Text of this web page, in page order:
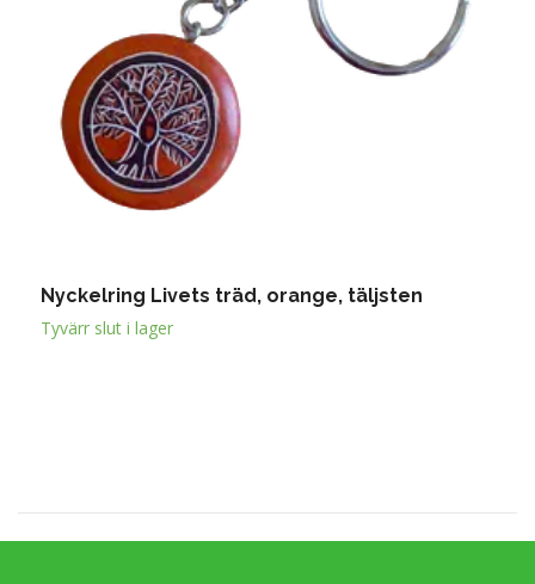
Nyckelring Livets träd, orange, täljsten
Tyvärr slut i lager